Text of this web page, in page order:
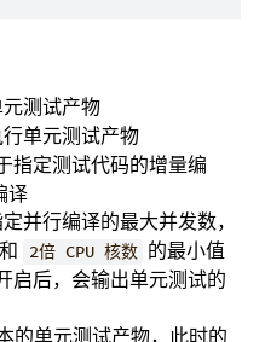
测试产物
单元测试产物
指定测试代码的增量编
译
并行编译的最大并发数，
和 2倍 CPU 核数 的最小值
启后，会输出单元测试的
的单元测试产物，此时的